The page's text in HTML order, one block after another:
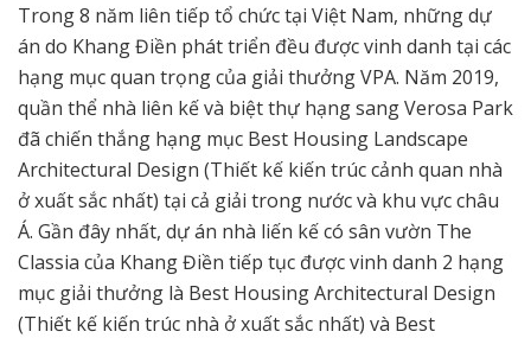
Trong 8 năm liên tiếp tổ chức tại Việt Nam, những dự
án do Khang Điền phát triển đều được vinh danh tại các
hạng mục quan trọng của giải thưởng VPA. Năm 2019,
quần thể nhà liên kế và biệt thự hạng sang Verosa Park
đã chiến thắng hạng mục Best Housing Landscape
Architectural Design (Thiết kế kiến trúc cảnh quan nhà
ở xuất sắc nhất) tại cả giải trong nước và khu vực châu
Á. Gần đây nhất, dự án nhà liến kế có sân vườn The
Classia của Khang Điền tiếp tục được vinh danh 2 hạng
mục giải thưởng là Best Housing Architectural Design
(Thiết kế kiến trúc nhà ở xuất sắc nhất) và Best